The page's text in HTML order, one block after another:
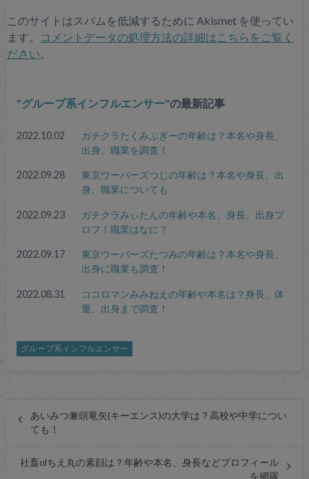
このサイトはスパムを低減するために Akismet を使ってい
ます。
コメントデータの処理方法の詳細はこちらをご覧く
ださい。
グループ系インフルエンサー の最新記事
2022.10.02
ガチクラたくみぶぎーの年齢は？本名や身長、
出身、職業を調査！
2022.09.28
東京ウーバーズつじの年齢は？本名や身長、出
身、職業についても
2022.09.23
ガチクラみぃたんの年齢や本名、身長、出身プ
ロフ！職業はなに？
2022.09.17
東京ウーバーズたつみの年齢は？本名や身長、
出身に職業も調査！
2022.08.31
ココロマンみみねえの年齢や本名は？身長、体
重、出身まで調査！
グループ系インフルエンサー
あいみつ兼頭竜矢(キーエンス)の大学は？高校や中学につい
ても！
社畜olちえ丸の素顔は？年齢や本名、身長などプロフィール
を網羅